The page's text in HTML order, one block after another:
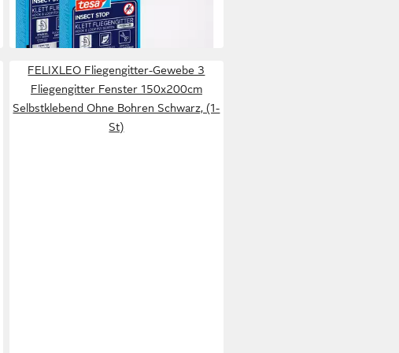
-23%
in 1-2 Werktagen bei dir
FELIXLEO Fliegengitter-Gewebe 3
Fliegengitter Fenster 150x200cm
Selbstklebend Ohne Bohren Schwarz, (1-
St)